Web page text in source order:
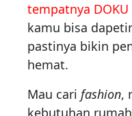
tempatnya
kamu bisa
pastinya bikin
hemat.
Mau cari fashion,
kebutuhan